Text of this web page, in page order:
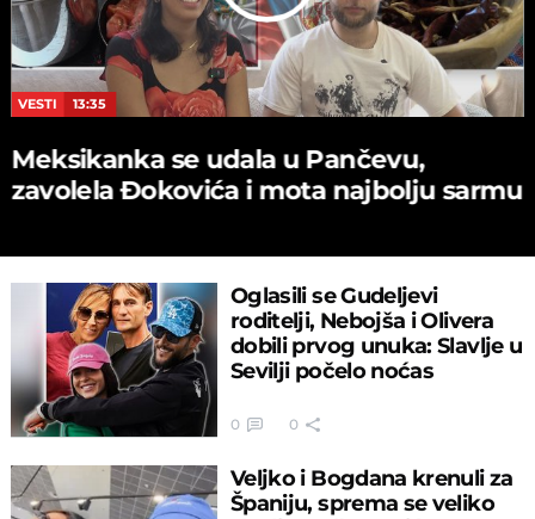
VESTI 13:35
Meksikanka se udala u Pančevu,
zavolela Đokovića i mota najbolju sarmu
Oglasili se Gudeljevi
roditelji, Nebojša i Olivera
dobili prvog unuka: Slavlje u
Sevilji počelo noćas
0 0
Veljko i Bogdana krenuli za
Španiju, sprema se veliko